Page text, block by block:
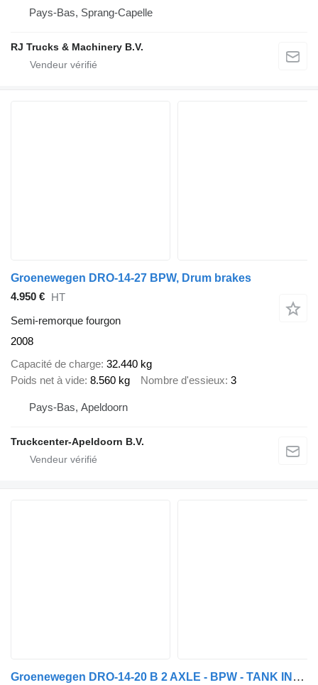
Pays-Bas, Sprang-Capelle
RJ Trucks & Machinery B.V.
Groenewegen DRO-14-27 BPW, Drum brakes
4.950 €
HT
Semi-remorque fourgon
2008
Capacité de charge 32.440 kg
Poids net à vide 8.560 kg Nombre d'essieux 3
Pays-Bas, Apeldoorn
Truckcenter-Apeldoorn B.V.
Groenewegen DRO-14-20 B 2 AXLE - BPW - TANK INSTALLATIE + 20 TON DHOLLANDIA